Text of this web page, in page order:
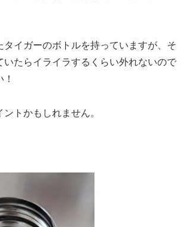
タイガーのボトルを持っていますが、そ
いたらイライラするくらい外れないので
トかもしれません。